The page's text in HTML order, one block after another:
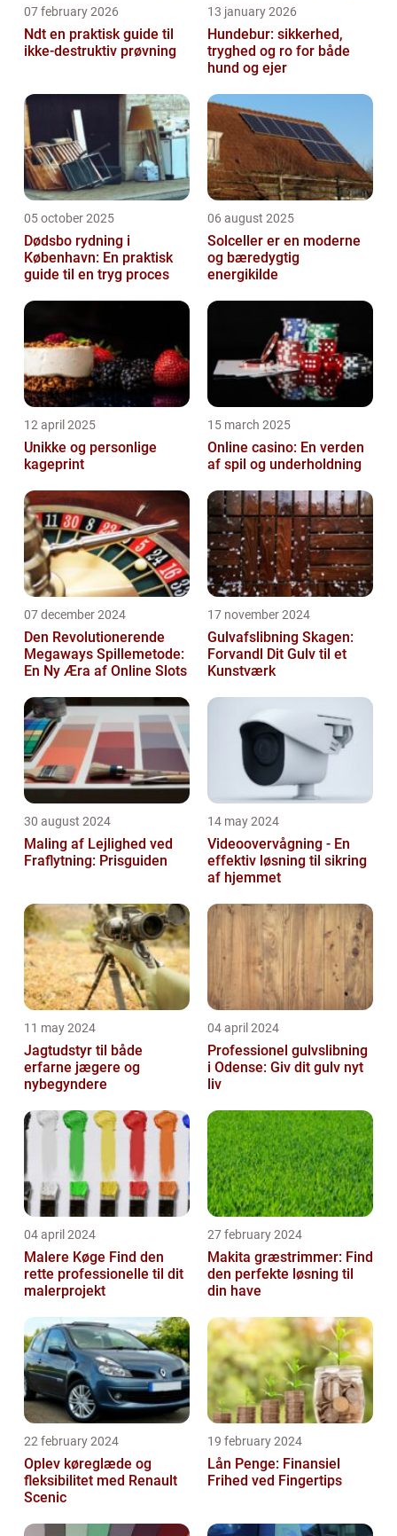
07 february 2026
Ndt en praktisk guide til
ikke-destruktiv prøvning
13 january 2026
Hundebur: sikkerhed,
tryghed og ro for både
hund og ejer
05 october 2025
Dødsbo rydning i
København: En praktisk
guide til en tryg proces
06 august 2025
Solceller er en moderne
og bæredygtig
energikilde
12 april 2025
Unikke og personlige
kageprint
15 march 2025
Online casino: En verden
af spil og underholdning
07 december 2024
Den Revolutionerende
Megaways Spillemetode:
En Ny Æra af Online Slots
17 november 2024
Gulvafslibning Skagen:
Forvandl Dit Gulv til et
Kunstværk
30 august 2024
Maling af Lejlighed ved
Fraflytning: Prisguiden
14 may 2024
Videoovervågning - En
effektiv løsning til sikring
af hjemmet
11 may 2024
Jagtudstyr til både
erfarne jægere og
nybegyndere
04 april 2024
Professionel gulvslibning
i Odense: Giv dit gulv nyt
liv
04 april 2024
Malere Køge Find den
rette professionelle til dit
malerprojekt
27 february 2024
Makita græstrimmer: Find
den perfekte løsning til
din have
22 february 2024
Oplev køreglæde og
fleksibilitet med Renault
Scenic
19 february 2024
Lån Penge: Finansiel
Frihed ved Fingertips